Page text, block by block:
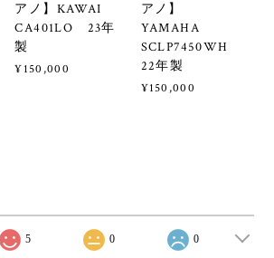
アノ】KAWAI
CA401LO 23年
製
¥150,000
アノ】
YAMAHA
SCLP7450WH
22年製
¥150,000
5 0 0